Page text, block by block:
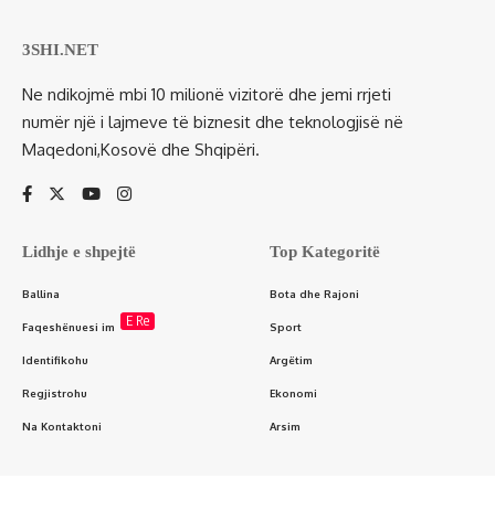
3SHI.NET
Ne ndikojmë mbi 10 milionë vizitorë dhe jemi rrjeti
numër një i lajmeve të biznesit dhe teknologjisë në
Maqedoni,Kosovë dhe Shqipëri.
Lidhje e shpejtë
Ballina
Faqeshënuesi im E Re
Identifikohu
Regjistrohu
Na Kontaktoni
Top Kategoritë
Bota dhe Rajoni
Sport
Argëtim
Ekonomi
Arsim